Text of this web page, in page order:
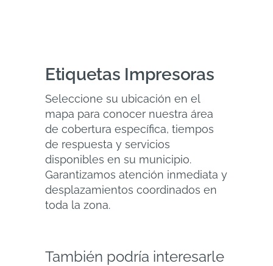
Etiquetas Impresoras
Seleccione su ubicación en el
mapa para conocer nuestra área
de cobertura específica, tiempos
de respuesta y servicios
disponibles en su municipio.
Garantizamos atención inmediata y
desplazamientos coordinados en
toda la zona.
También podría interesarle